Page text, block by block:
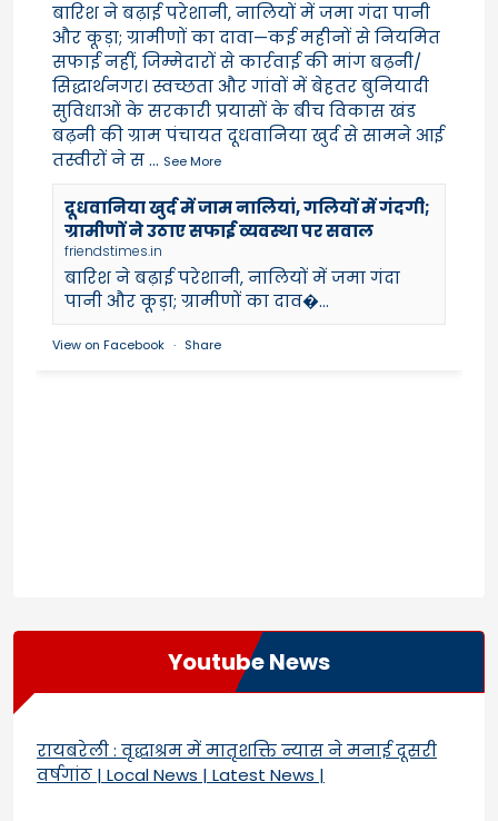
बारिश ने बढ़ाई परेशानी, नालियों में जमा गंदा पानी
और कूड़ा; ग्रामीणों का दावा—कई महीनों से नियमित
सफाई नहीं, जिम्मेदारों से कार्रवाई की मांग बढ़नी/
सिद्धार्थनगर। स्वच्छता और गांवों में बेहतर बुनियादी
सुविधाओं के सरकारी प्रयासों के बीच विकास खंड
बढ़नी की ग्राम पंचायत दूधवानिया खुर्द से सामने आई
तस्वीरों ने स... See More
दूधवानिया खुर्द में जाम नालियां, गलियों में गंदगी;
ग्रामीणों ने उठाए सफाई व्यवस्था पर सवाल
friendstimes.in
बारिश ने बढ़ाई परेशानी, नालियों में जमा गंदा
पानी और कूड़ा; ग्रामीणों का दाव�...
View on Facebook · Share
Youtube News
रायबरेली : वृद्धाश्रम में मातृशक्ति न्यास ने मनाई दूसरी
वर्षगांठ | Local News | Latest News |